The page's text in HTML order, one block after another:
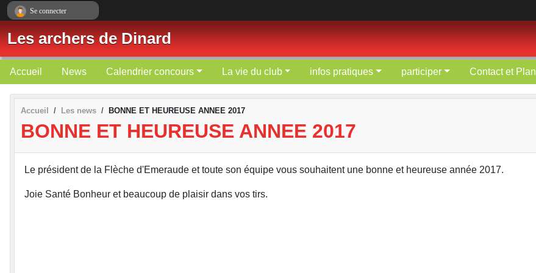
Les archers de Dinard
Accueil News Calendrier concours La vie du club infos pratiques participer Contact et Plan
Accueil Les news BONNE ET HEUREUSE ANNEE 2017
BONNE ET HEUREUSE ANNEE 2017
Le président de la Flèche d'Emeraude et toute son équipe vous souhaitent une bonne et heureuse année 2017.
Joie Santé Bonheur et beaucoup de plaisir dans vos tirs.
Se connecter
Panneau de gestion des cookies